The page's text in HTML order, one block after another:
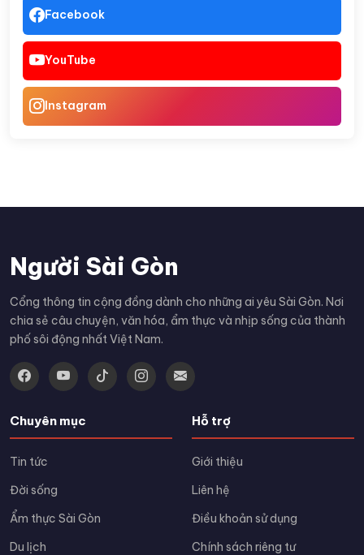
Facebook
YouTube
Instagram
Người Sài Gòn
Cổng thông tin cộng đồng dành cho những ai yêu Sài Gòn. Nơi
chia sẻ câu chuyện, văn hóa, ẩm thực và nhịp sống của thành
phố sôi động nhất Việt Nam.
Chuyên mục
Tin tức
Đời sống
Ẩm thực Sài Gòn
Du lịch
Hỗ trợ
Giới thiệu
Liên hệ
Điều khoản sử dụng
Chính sách riêng tư